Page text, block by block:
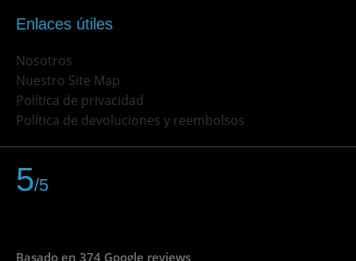
Enlaces útiles
Nosotros
Nuestro Site Map
Política de privacidad
Política de devoluciones y reembolsos
5/5
Basado en 374 Google reviews